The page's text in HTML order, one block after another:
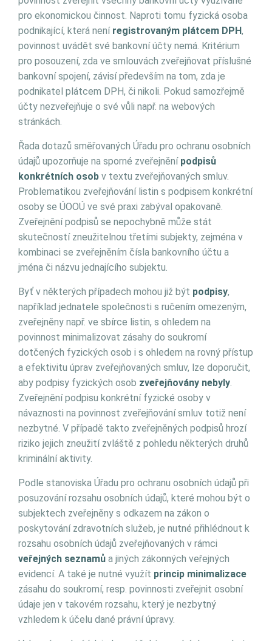
pro ekonomickou činnost. Naproti tomu fyzická osoba
podnikající, která není registrovaným plátcem DPH,
povinnost uvádět své bankovní účty nemá. Kritérium
pro posouzení, zda ve smlouvách zveřejňovat příslušné
bankovní spojení, závisí především na tom, zda je
podnikatel plátcem DPH, či nikoli. Pokud samozřejmě
účty nezveřejňuje o své vůli např. na webových
stránkách.
Řada dotazů směřovaných Úřadu pro ochranu osobních
údajů upozorňuje na sporné zveřejnění podpisů
konkrétních osob v textu zveřejňovaných smluv.
Problematikou zveřejňování listin s podpisem konkrétní
osoby se ÚOOÚ ve své praxi zabýval opakovaně.
Zveřejnění podpisů se nepochybně může stát
skutečností zneužitelnou třetími subjekty, zejména v
kombinaci se zveřejněním čísla bankovního účtu a
jména či názvu jednajícího subjektu.
Byť v některých případech mohou již být podpisy,
například jednatele společnosti s ručením omezeným,
zveřejněny např. ve sbírce listin, s ohledem na
povinnost minimalizovat zásahy do soukromí
dotčených fyzických osob i s ohledem na rovný přístup
a efektivitu úprav zveřejňovaných smluv, lze doporučit,
aby podpisy fyzických osob zveřejňovány nebyly.
Zveřejnění podpisu konkrétní fyzické osoby v
návaznosti na povinnost zveřejňování smluv totiž není
nezbytné. V případě takto zveřejněných podpisů hrozí
riziko jejich zneužití zvláště z pohledu některých druhů
kriminální aktivity.
Podle stanoviska Úřadu pro ochranu osobních údajů při
posuzování rozsahu osobních údajů, které mohou být o
subjektech zveřejněny s odkazem na zákon o
poskytování zdravotních služeb, je nutné přihlédnout k
rozsahu osobních údajů zveřejňovaných v rámci
veřejných seznamů a jiných zákonných veřejných
evidencí. A také je nutné využít princip minimalizace
zásahu do soukromí, resp. povinnosti zveřejnit osobní
údaje jen v takovém rozsahu, který je nezbytný
vzhledem k účelu dané právní úpravy.